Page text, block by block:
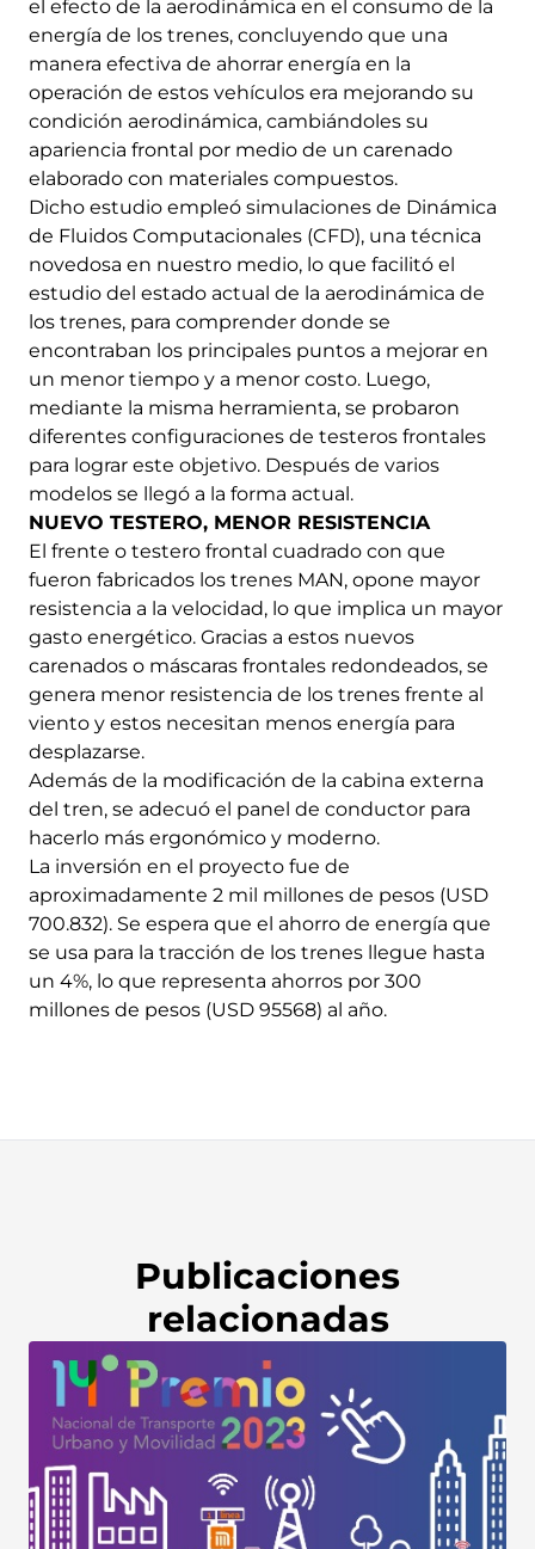
el efecto de la aerodinámica en el consumo de la
energía de los trenes, concluyendo que una
manera efectiva de ahorrar energía en la
operación de estos vehículos era mejorando su
condición aerodinámica, cambiándoles su
apariencia frontal por medio de un carenado
elaborado con materiales compuestos.
Dicho estudio empleó simulaciones de Dinámica
de Fluidos Computacionales (CFD), una técnica
novedosa en nuestro medio, lo que facilitó el
estudio del estado actual de la aerodinámica de
los trenes, para comprender donde se
encontraban los principales puntos a mejorar en
un menor tiempo y a menor costo. Luego,
mediante la misma herramienta, se probaron
diferentes configuraciones de testeros frontales
para lograr este objetivo. Después de varios
modelos se llegó a la forma actual.
NUEVO TESTERO, MENOR RESISTENCIA
El frente o testero frontal cuadrado con que
fueron fabricados los trenes MAN, opone mayor
resistencia a la velocidad, lo que implica un mayor
gasto energético. Gracias a estos nuevos
carenados o máscaras frontales redondeados, se
genera menor resistencia de los trenes frente al
viento y estos necesitan menos energía para
desplazarse.
Además de la modificación de la cabina externa
del tren, se adecuó el panel de conductor para
hacerlo más ergonómico y moderno.
La inversión en el proyecto fue de
aproximadamente 2 mil millones de pesos (USD
700.832). Se espera que el ahorro de energía que
se usa para la tracción de los trenes llegue hasta
un 4%, lo que representa ahorros por 300
millones de pesos (USD 95568) al año.
Publicaciones
relacionadas